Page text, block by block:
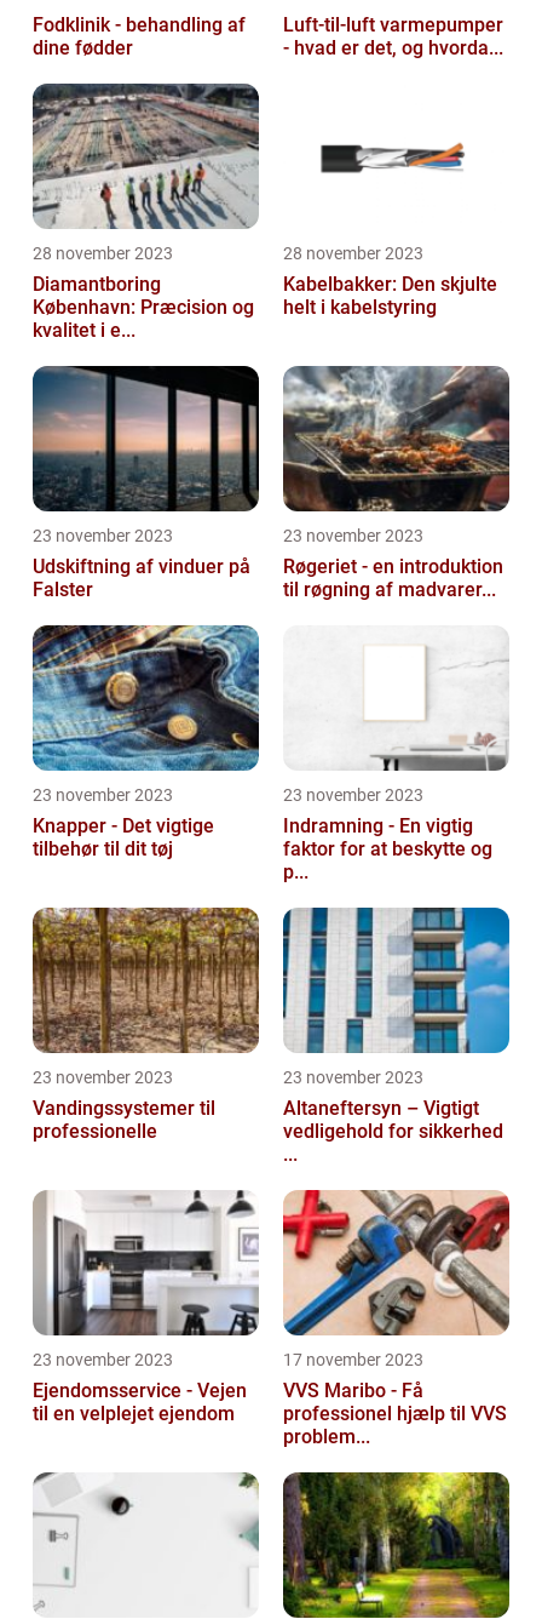
Fodklinik - behandling af
dine fødder
Luft-til-luft varmepumper
- hvad er det, og hvorda...
28 november 2023
Diamantboring
København: Præcision og
kvalitet i e...
28 november 2023
Kabelbakker: Den skjulte
helt i kabelstyring
23 november 2023
Udskiftning af vinduer på
Falster
23 november 2023
Røgeriet - en introduktion
til røgning af madvarer...
23 november 2023
Knapper - Det vigtige
tilbehør til dit tøj
23 november 2023
Indramning - En vigtig
faktor for at beskytte og
p...
23 november 2023
Vandingssystemer til
professionelle
23 november 2023
Altaneftersyn – Vigtigt
vedligehold for sikkerhed
...
23 november 2023
Ejendomsservice - Vejen
til en velplejet ejendom
17 november 2023
VVS Maribo - Få
professionel hjælp til VVS
problem...